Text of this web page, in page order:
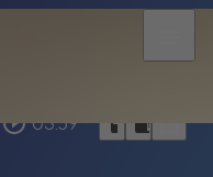
play_circle_outline 03:59 headphones chrome_reader_mode